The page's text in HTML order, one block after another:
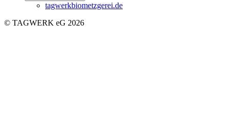
tagwerkbiometzgerei.de
© TAGWERK eG 2026